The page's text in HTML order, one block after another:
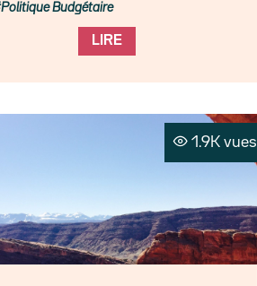
LIRE
Politique Budgétaire
1.9K vues